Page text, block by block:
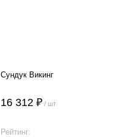
Сундук Викинг
16 312 ₽ / шт
Рейтинг: